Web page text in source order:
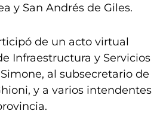
y San Andrés de Giles.
de un acto virtual
Infraestructura y Servicios
al subsecretario de
y a varios intendentes